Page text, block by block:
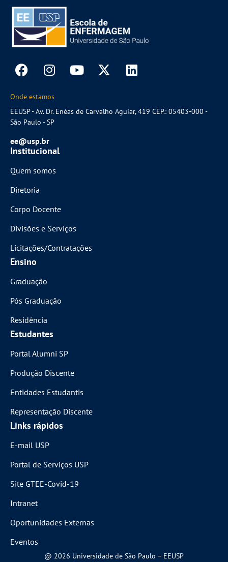
Onde estamos
EEUSP - Av. Dr. Enéas de Carvalho Aguiar, 419 CEP.: 05403-000 -
São Paulo - SP
ee@usp.br
Institucional
Quem somos
Diretoria
Corpo Docente
Divisões e Serviços
Licitações/Contratações
Ensino
Graduação
Pós Graduação
Residência
Estudantes
Portal Alumni SP
Produção Discente
Entidades Estudantis
Representação Discente
Links rápidos
E-mail USP
Portal de Serviços USP
Site GTEE-Covid-19
Intranet
Oportunidades Externas
Eventos
@ 2026 Universidade de São Paulo – EEUSP